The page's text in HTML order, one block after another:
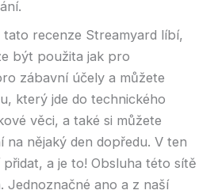
tato recenze Streamyard líbí,
být použita jak pro
zábavní účely a můžete
který jde do technického
věci, a také si můžete
na nějaký den dopředu. V ten
a je to! Obsluha této sítě
Jednoznačné ano a z naší